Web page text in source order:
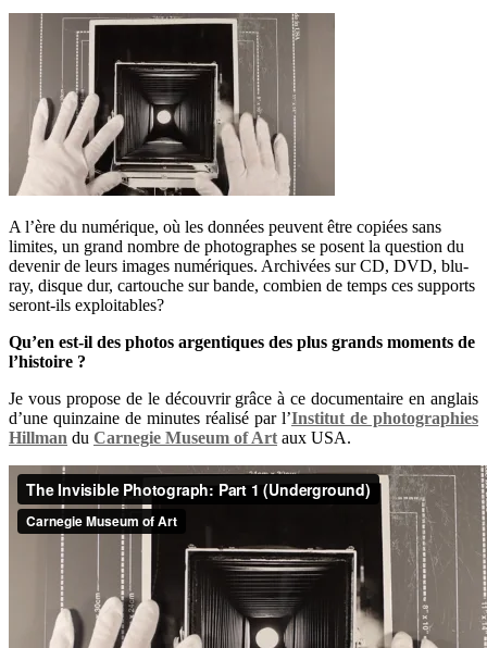
A l’ère du numérique, où les données peuvent être copiées sans
limites, un grand nombre de photographes se posent la question du
devenir de leurs images numériques. Archivées sur CD, DVD, blu-
ray, disque dur, cartouche sur bande, combien de temps ces supports
seront-ils exploitables?
Qu’en est-il des photos argentiques des plus grands moments de
l’histoire ?
Je vous propose de le découvrir grâce à ce documentaire en anglais
d’une quinzaine de minutes réalisé par l’Institut de photographies
Hillman du Carnegie Museum of Art aux USA.